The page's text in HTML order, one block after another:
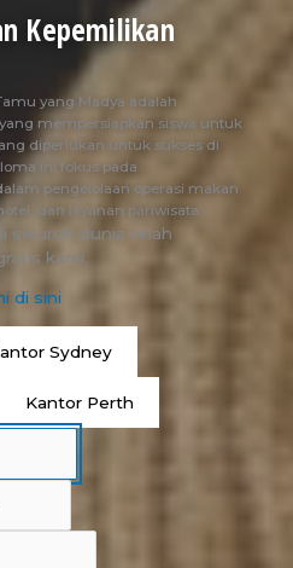
Kepemilikan
yang Madya adalah
mempersiapkan siswa untuk
diperlukan untuk sukses di
ini fokus pada
pengelolaan operasi makan
dan layanan pariwisata.
seluruh dunia telah
kami.
di sini
Sydney
Kantor Perth